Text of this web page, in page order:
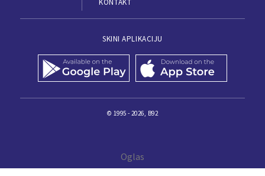
SKINI APLIKACIJU
© 1995 - 2026, B92